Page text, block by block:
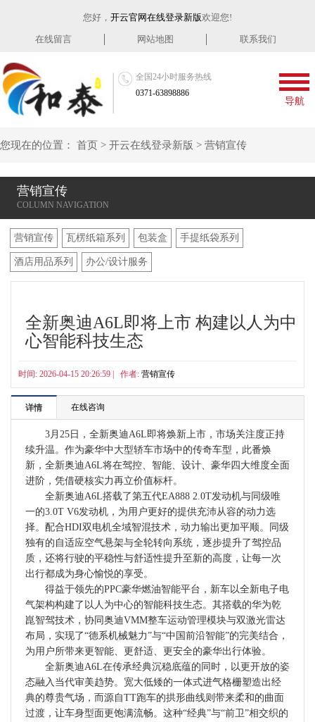
您好， 开云官网在线登录新版欢迎您!
在线留言 网站地图 联系我们
全国24小时服务热线
0371-63898886
导航
您现在的位置： 首页 > 开云在线登录新版 > 营销宣传
营销宣传
营销宣传 瓦楞纸箱系列 包装盒 手提纸袋系列
酒店用品系列 办公/设计服务
全新奥迪A6L即将上市 构建以人为中
心智能科技生态
时间: 2026-04-15 20:26:59 | 作者: 营销宣传
详情 在线咨询
3月25日，全新奥迪A6L即将焕新上市，市场关注度正持
续升温。作为豪华中大型轿车市场中的传奇车型，此番焕
新，全新奥迪A6L将在驾控、智能、设计、豪华四大维度全面
进阶，凭借硬核实力再立价值标杆。
全新奥迪A6L搭载了第五代EA888 2.0T发动机与同级唯
一的3.0T V6发动机，为用户更好的提供充沛从容的动力选
择。配合HDI双电机全域智混技术，动力输出更加平顺。同级
独有的自适应空气悬架与全轮转向系统，逐步提升了驾控品
质，还将行驶的平稳性与舒适性提升至新的高度，让每一次
出行都成为身心愉悦的享受。
得益于领先的PPC豪华燃油智能平台，新车以全新电子电
气架构构建了以人为中心的智能科技生态。其搭载的华为乾
崑智驾技术，协同奥迪VMM整车运动管理模块与双激光雷达
布局，实现了“德系机械魅力”与“中国前沿智能”的完美结合，
为用户所带来更智能、更舒适、更安全的豪华出行体验。
全新奥迪A6L在传承经典沉稳底蕴的同时，以更开放的姿
态融入当代审美趋势。宽大低矮的一体式进气格栅塑造出经
典的尊贵气场，而源自TT跑车的拱形曲线则带来柔和的曲面
过渡，让车身型面更饱满流畅。这种“经典”与“前卫”相交织的